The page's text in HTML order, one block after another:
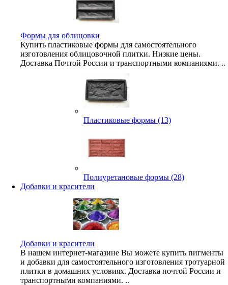
Формы для облицовки
Купить пластиковые формы для самостоятельного
изготовления облицовочной плитки. Низкие цены.
Доставка Почтой России и транспортными компаниями. ..
Пластиковые формы (13)
Полиуретановые формы (28)
Добавки и красители
Добавки и красители
В нашем интернет-магазине Вы можете купить пигменты
и добавки для самостоятельного изготовления тротуарной
плитки в домашних условиях. Доставка почтой России и
транспортными компаниями. ..